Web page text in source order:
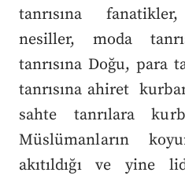
tanrısına
nesiller, moda
tanrısına Doğu, para
tanrısına ahiret
sahte tanrılara
Müslümanların
akıtıldığı ve yine